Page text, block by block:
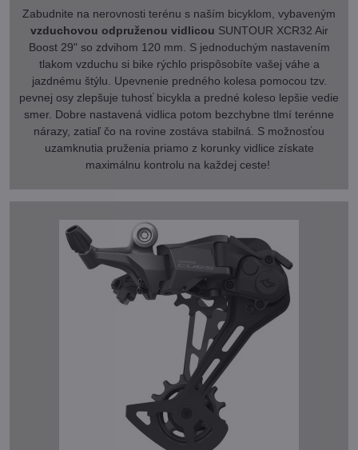
Zabudnite na nerovnosti terénu s naším bicyklom, vybaveným
vzduchovou odpruženou vidlicou SUNTOUR XCR32 Air
Boost 29" so zdvihom 120 mm. S jednoduchým nastavením
tlakom vzduchu si bike rýchlo prispôsobíte vašej váhe a
jazdnému štýlu. Upevnenie predného kolesa pomocou tzv.
pevnej osy zlepšuje tuhosť bicykla a predné koleso lepšie vedie
smer. Dobre nastavená vidlica potom bezchybne tlmí terénne
nárazy, zatiaľ čo na rovine zostáva stabilná. S možnosťou
uzamknutia pruženia priamo z korunky vidlice získate
maximálnu kontrolu na každej ceste!